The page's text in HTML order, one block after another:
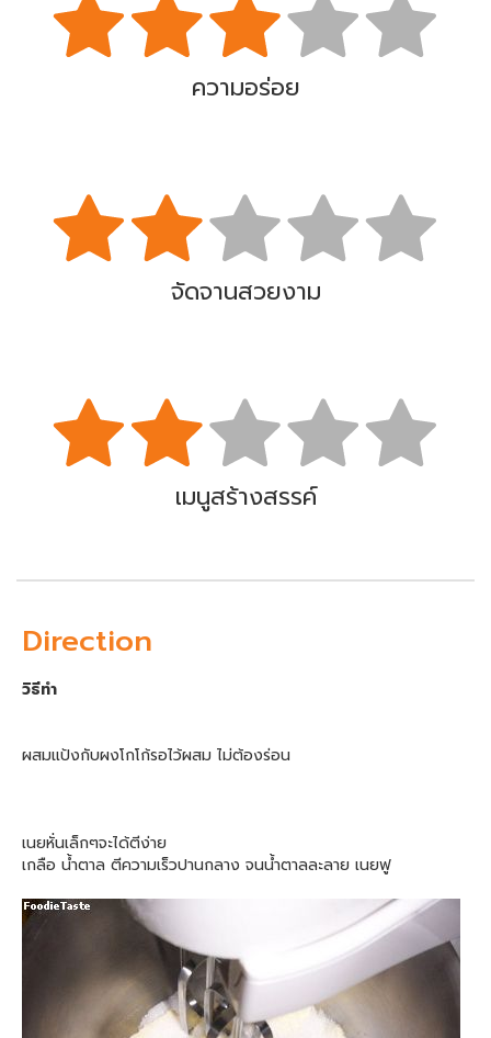
ความอร่อย
จัดจานสวยงาม
เมนูสร้างสรรค์
Direction
วิธีทำ
ผสมแป้งกับผงโกโก้รอไว้ผสม ไม่ต้องร่อน
เนยหั่นเล็กๆจะได้ตีง่าย
เกลือ น้ำตาล ตีความเร็วปานกลาง จนน้ำตาลละลาย เนยฟู